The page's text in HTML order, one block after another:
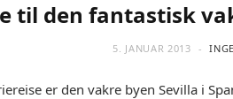
til den fantastisk
5. JANUAR 2013
er den vakre byen Sevilla i